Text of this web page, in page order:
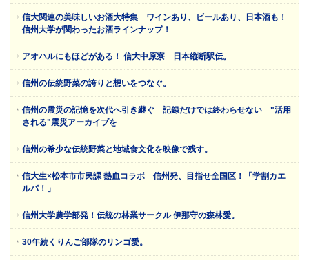
信大関連の美味しいお酒大特集 ワインあり、ビールあり、日本酒も！
信州大学が関わったお酒ラインナップ！
アオハルにもほどがある！ 信大中原寮 日本縦断駅伝。
信州の伝統野菜の誇りと想いをつなぐ。
信州の震災の記憶を次代へ引き継ぐ 記録だけでは終わらせない "活用
される"震災アーカイブを
信州の希少な伝統野菜と地域食文化を映像で残す。
信大生×松本市市民課 熱血コラボ 信州発、目指せ全国区！「学割カエ
ルパ！」
信州大学農学部発！伝統の林業サークル 伊那守の森林愛。
30年続くりんご部隊のリンゴ愛。